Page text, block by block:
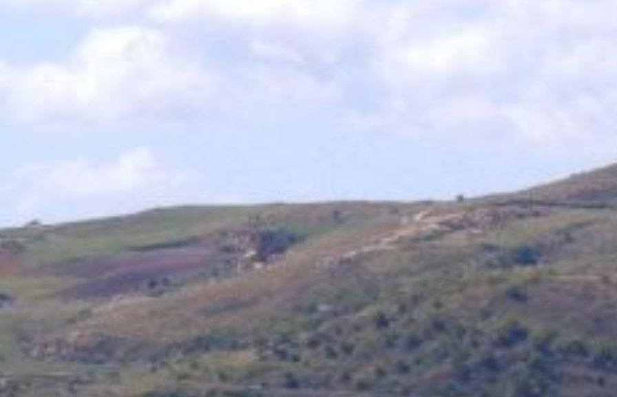
conserva scorci di articolare fascino per chi sa guardarlo ancora con occhi non viziati dall'abitudine,
come Luchino Visconti che vi trov� i naturali scenari per il suo Gattopardo.
Il sito pi� antico del territorio di Ciminna, come d'altronde anche il Graziano suppone, � da considerarsi
il "PIZZO".
Lo storico Ciminnese, non potendo avvalersi dell'ausilio di suppellettili archeologici ha vagamente
indicato ivi un agglomerato d'epoca Greco-romana. Non � chiaro ci� che il Graziano intenda dire con
epoca Greco-romano, perch� storicamente questo � un periodo cos� ampio da abbracciare pi� di un
millennio. Oggi, siamo in possesso di un buon numero di reperti provenienti da questo sito, i quali ci
dicono che siamo in presenza di un insediamento Sicano, distrutto intorno al quinto secolo a.c.